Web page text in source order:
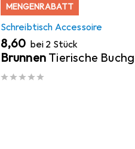
MENGENRABATT
Schreibtisch Accessoire
EUR
8,60 bei 2 Stück
Brunnen Tierische